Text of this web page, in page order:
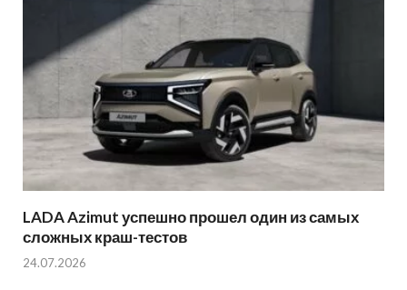
LADA Azimut успешно прошел один из самых
сложных краш-тестов
24.07.2026